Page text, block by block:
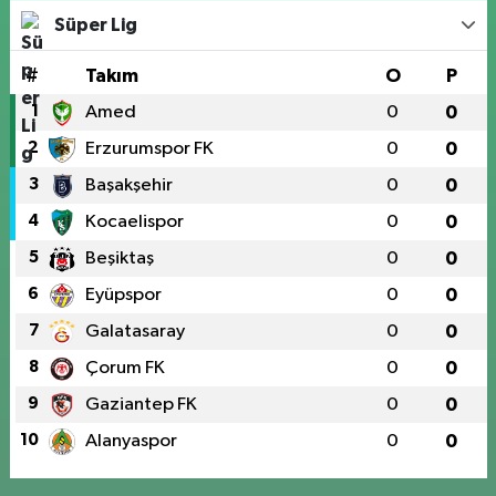
Süper Lig
# Takım O P
1 Amed 0 0
2 Erzurumspor FK 0 0
3 Başakşehir 0 0
4 Kocaelispor 0 0
5 Beşiktaş 0 0
6 Eyüpspor 0 0
7 Galatasaray 0 0
8 Çorum FK 0 0
9 Gaziantep FK 0 0
10 Alanyaspor 0 0